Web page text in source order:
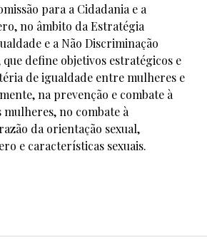
para a Cidadania e a
no âmbito da Estratégia
e a Não Discriminação
define objetivos estratégicos e
de igualdade entre mulheres e
na prevenção e combate à
no combate à
da orientação sexual,
e características sexuais.